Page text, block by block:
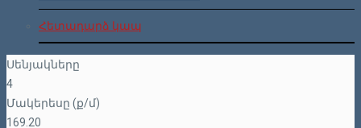
Հետադարձ կապ
Սենյակները
4
Մակերեսը (ք/մ)
169.20